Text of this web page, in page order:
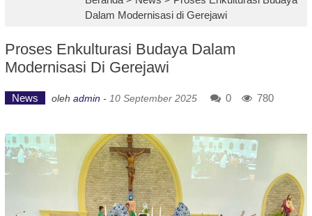
Dalam Modernisasi di Gerejawi
Proses Enkulturasi Budaya Dalam
Modernisasi Di Gerejawi
News oleh admin - 10 September 2025 0 780